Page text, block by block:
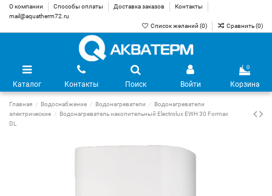
О компании Способы оплаты Доставка заказов
Контакты
mail@aquatherm72.ru
Список желаний (0) Сравнить (0)
Каталог Контакты Поиск Войти
0
Корзина
Главная Водоснабжение Водонагреватели
Водонагреватели
электрические
Водонагреватель накопительный Electrolux EWH 30 Formax
DL